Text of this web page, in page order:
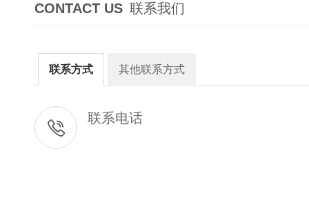
CONTACT US 联系我们
联系方式 其他联系方式
联系电话